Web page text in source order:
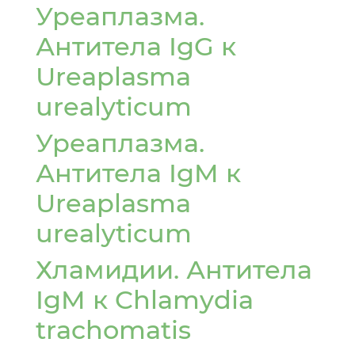
Уреаплазма.
Антитела IgG к
Ureaplasma
urealyticum
Уреаплазма.
Антитела IgM к
Ureaplasma
urealyticum
Хламидии. Антитела
IgM к Chlamydia
trachomatis